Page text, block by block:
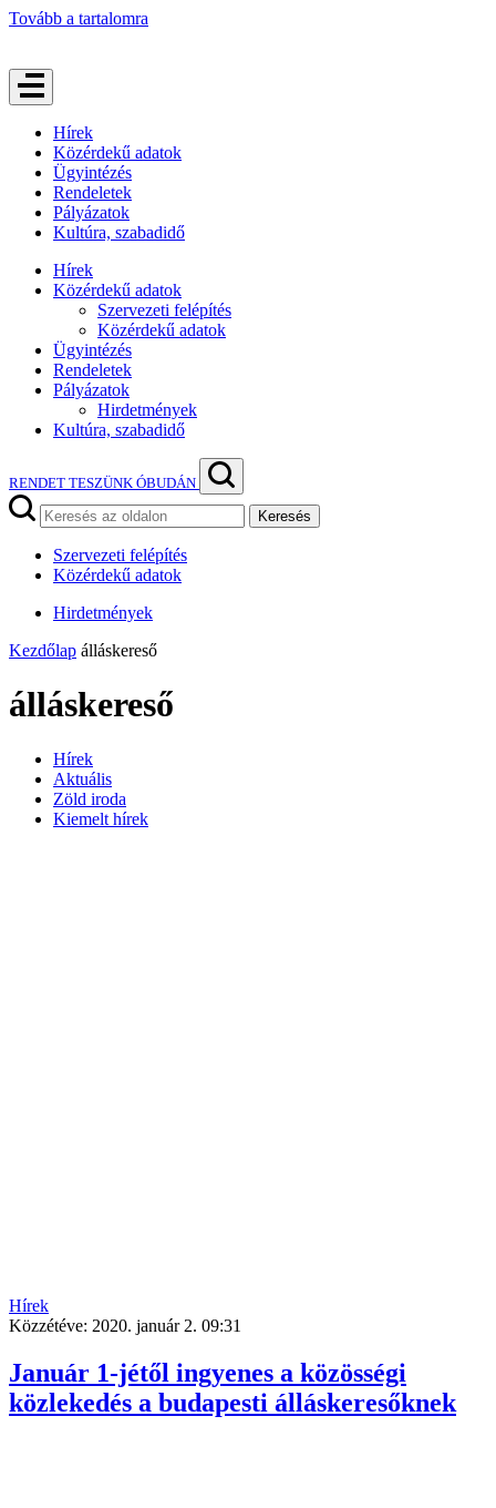
Tovább a tartalomra
Hírek
Közérdekű adatok
Ügyintézés
Rendeletek
Pályázatok
Kultúra, szabadidő
Hírek
Közérdekű adatok
Szervezeti felépítés
Közérdekű adatok
Ügyintézés
Rendeletek
Pályázatok
Hirdetmények
Kultúra, szabadidő
RENDET TESZÜNK ÓBUDÁN
Keresés
Szervezeti felépítés
Közérdekű adatok
Hirdetmények
Kezdőlap álláskereső
álláskereső
Hírek
Aktuális
Zöld iroda
Kiemelt hírek
Hírek
Közzétéve: 2020. január 2. 09:31
Január 1-jétől ingyenes a közösségi
közlekedés a budapesti álláskeresőknek